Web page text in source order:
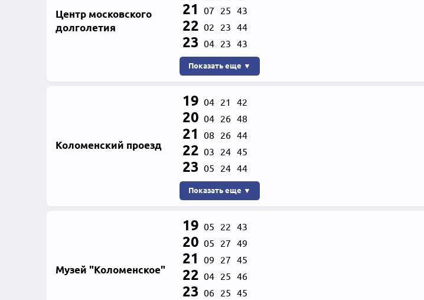
Центр московского
долголетия
21 07 25 43
22 02 23 44
23 04 23 43
Показать еще ▼
Коломенский проезд
19 04 21 42
20 04 26 48
21 08 26 44
22 03 24 45
23 05 24 44
Показать еще ▼
Музей "Коломенское"
19 05 22 43
20 05 27 49
21 09 27 45
22 04 25 46
23 06 25 45